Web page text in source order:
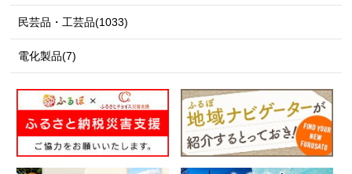
民芸品・工芸品(1033)
電化製品(7)